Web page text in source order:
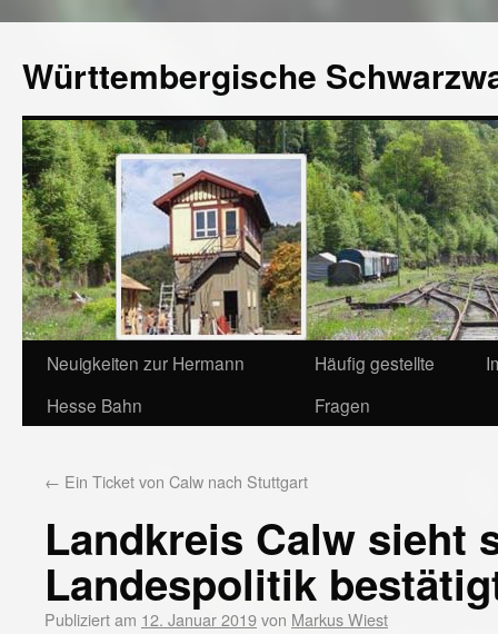
Württembergische
Neuigkeiten zur Hermann
Hesse Bahn
Häufig gestellte
Fragen
← Ein Ticket von Calw nach Stuttgart
Landkreis Calw sieht
Landespolitik
Publiziert am 12. Januar 2019von Markus Wiest